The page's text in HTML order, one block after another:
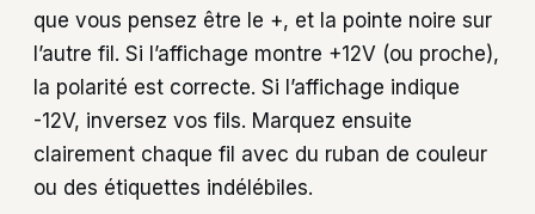
que vous pensez être le +, et la pointe noire sur
l’autre fil. Si l’affichage montre +12V (ou proche),
la polarité est correcte. Si l’affichage indique
-12V, inversez vos fils. Marquez ensuite
clairement chaque fil avec du ruban de couleur
ou des étiquettes indélébiles.